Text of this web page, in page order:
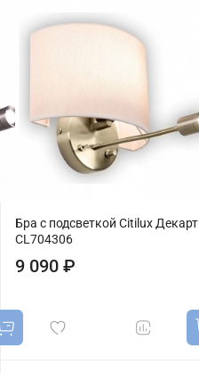
Бра с подсветкой Citilux Декарт
CL704306
9 090 ₽